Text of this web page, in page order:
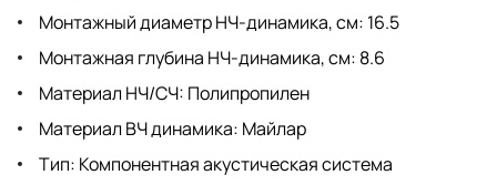
Монтажный диаметр НЧ-динамика, см: 16.5
Монтажная глубина НЧ-динамика, см: 8.6
Материал НЧ/СЧ: Полипропилен
Материал ВЧ динамика: Майлар
Тип: Компонентная акустическая система